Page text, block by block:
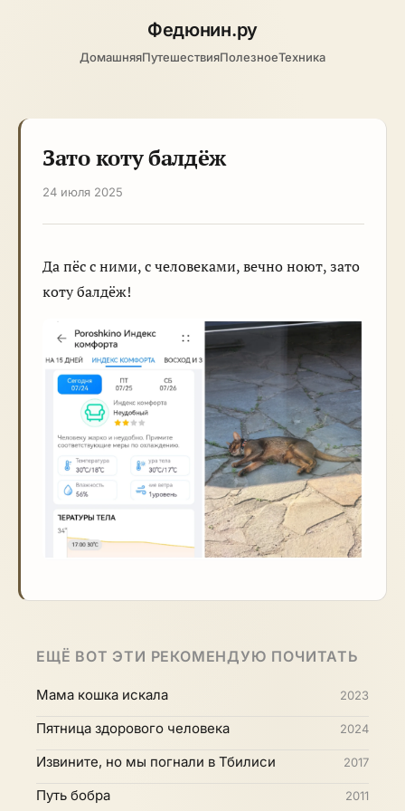
Федюнин.ру
ДомашняяПутешествияПолезноеТехника
Зато коту балдёж
24 июля 2025
Да пёс с ними, с человеками, вечно ноют, зато
коту балдёж!
ЕЩЁ ВОТ ЭТИ РЕКОМЕНДУЮ ПОЧИТАТЬ
Мама кошка искала 2023
Пятница здорового человека 2024
Извините, но мы погнали в Тбилиси 2017
Путь бобра 2011